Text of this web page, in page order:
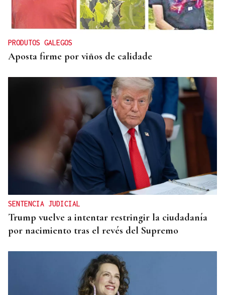
Vídeo | Se desata un incendio forestal en una
cantera de Untes
PRODUTOS GALEGOS
Aposta firme por viños de calidade
SENTENCIA JUDICIAL
Trump vuelve a intentar restringir la ciudadanía
por nacimiento tras el revés del Supremo